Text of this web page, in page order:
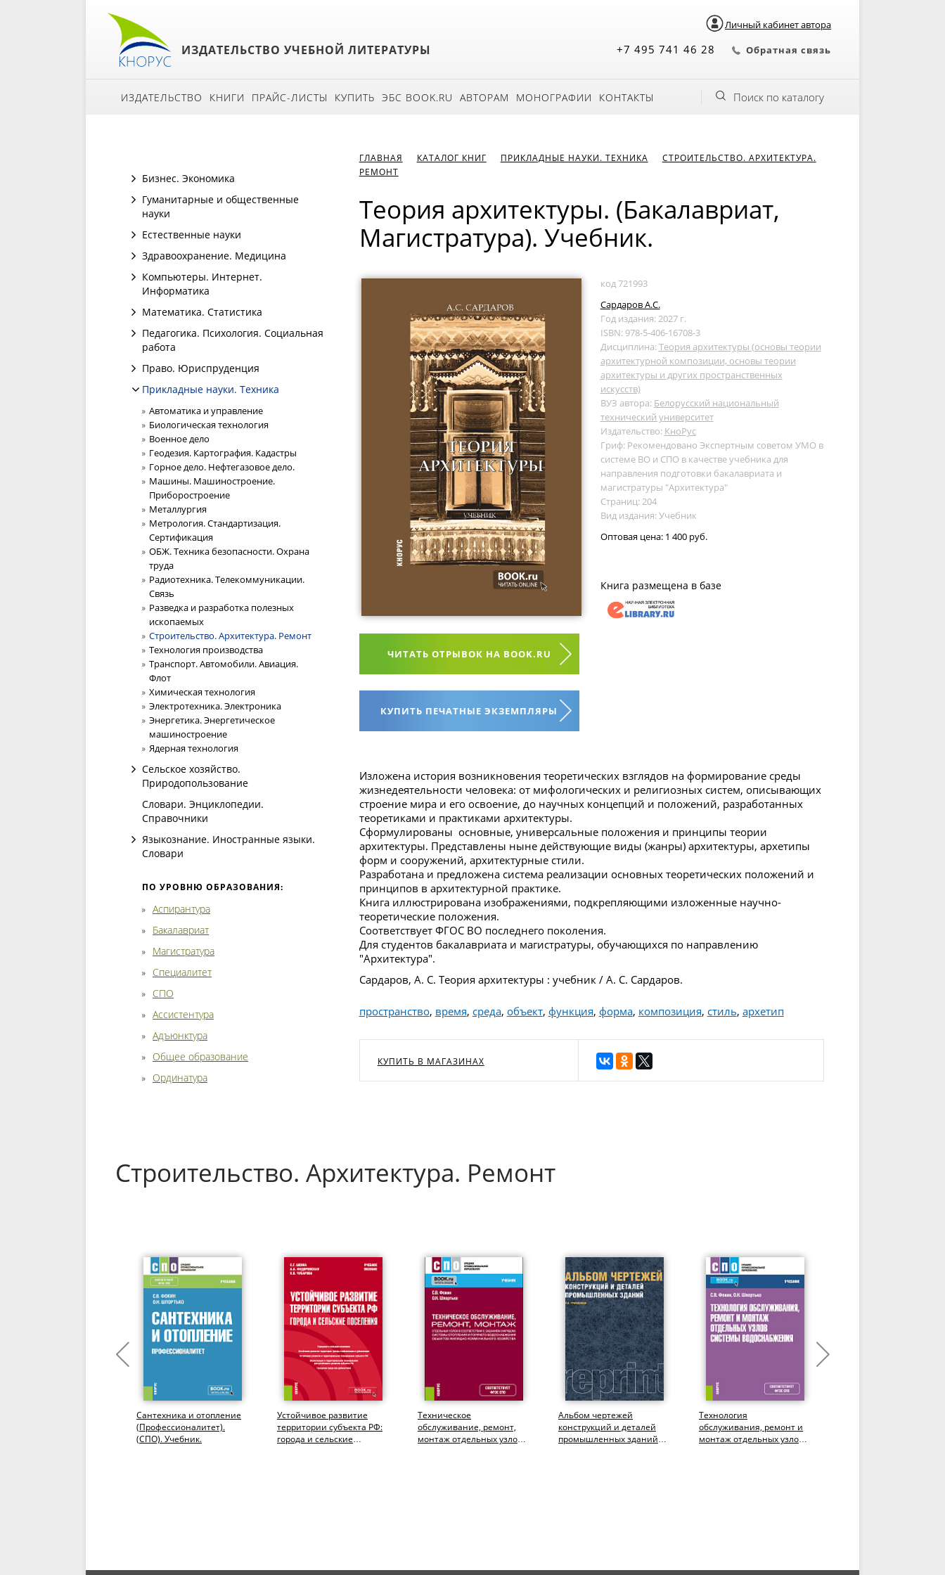
Личный кабинет автора
ИЗДАТЕЛЬСТВО УЧЕБНОЙ ЛИТЕРАТУРЫ +7 495 741 46 28 Обратная связь
ИЗДАТЕЛЬСТВО КНИГИ ПРАЙС-ЛИСТЫ КУПИТЬ ЭБС BOOK.RU АВТОРАМ МОНОГРАФИИ КОНТАКТЫ Поиск по каталогу
Бизнес. Экономика
Гуманитарные и общественные
науки
Естественные науки
Здравоохранение. Медицина
Компьютеры. Интернет.
Информатика
Математика. Статистика
Педагогика. Психология. Социальная
работа
Право. Юриспруденция
Прикладные науки. Техника
Автоматика и управление
Биологическая технология
Военное дело
Геодезия. Картография. Кадастры
Горное дело. Нефтегазовое дело.
Машины. Машиностроение.
Приборостроение
Металлургия
Метрология. Стандартизация.
Сертификация
ОБЖ. Техника безопасности. Охрана
труда
Радиотехника. Телекоммуникации.
Связь
Разведка и разработка полезных
ископаемых
Строительство. Архитектура. Ремонт
Технология производства
Транспорт. Автомобили. Авиация.
Флот
Химическая технология
Электротехника. Электроника
Энергетика. Энергетическое
машиностроение
Ядерная технология
Сельское хозяйство.
Природопользование
Словари. Энциклопедии.
Справочники
Языкознание. Иностранные языки.
Словари
ПО УРОВНЮ ОБРАЗОВАНИЯ:
Аспирантура
Бакалавриат
Магистратура
Специалитет
СПО
Ассистентура
Адъюнктура
Общее образование
Ординатура
ГЛАВНАЯ КАТАЛОГ КНИГ ПРИКЛАДНЫЕ НАУКИ. ТЕХНИКА
СТРОИТЕЛЬСТВО. АРХИТЕКТУРА.
РЕМОНТ
Теория архитектуры. (Бакалавриат,
Магистратура). Учебник.
ЧИТАТЬ ОТРЫВОК НА BOOK.RU
КУПИТЬ ПЕЧАТНЫЕ ЭКЗЕМПЛЯРЫ
код 721993
Сардаров А.С.
Год издания: 2027 г.
ISBN: 978-5-406-16708-3
Дисциплина:Теория архитектуры (основы теории
архитектурной композиции, основы теории
архитектуры и других пространственных
искусств)
ВУЗ автора: Белорусский национальный
технический университет
Издательство: КноРус
Гриф: Рекомендовано Экспертным советом УМО в
системе ВО и СПО в качестве учебника для
направления подготовки бакалавриата и
магистратуры "Архитектура"
Страниц: 204
Вид издания: Учебник
Оптовая цена: 1 400 руб.
Книга размещена в базе
Изложена история возникновения теоретических взглядов на формирование среды
жизнедеятельности человека: от мифологических и религиозных систем, описывающих
строение мира и его освоение, до научных концепций и положений, разработанных
теоретиками и практиками архитектуры.
Сформулированы основные, универсальные положения и принципы теории
архитектуры. Представлены ныне действующие виды (жанры) архитектуры, архетипы
форм и сооружений, архитектурные стили.
Разработана и предложена система реализации основных теоретических положений и
принципов в архитектурной практике.
Книга иллюстрирована изображениями, подкрепляющими изложенные научно-
теоретические положения.
Соответствует ФГОС ВО последнего поколения.
Для студентов бакалавриата и магистратуры, обучающихся по направлению
"Архитектура".
Сардаров, А. С. Теория архитектуры : учебник / А. С. Сардаров.
пространство, время, среда, объект, функция, форма, композиция, стиль, архетип
КУПИТЬ В МАГАЗИНАХ
Строительство. Архитектура. Ремонт
Сантехника и отопление
(Профессионалитет).
(СПО). Учебник.
Устойчивое развитие
территории субъекта РФ:
города и сельские
Техническое
обслуживание, ремонт,
монтаж отдельных узлов в
Альбом чертежей
конструкций и деталей
промышленных зданий
Технология
обслуживания, ремонт и
монтаж отдельных узлов